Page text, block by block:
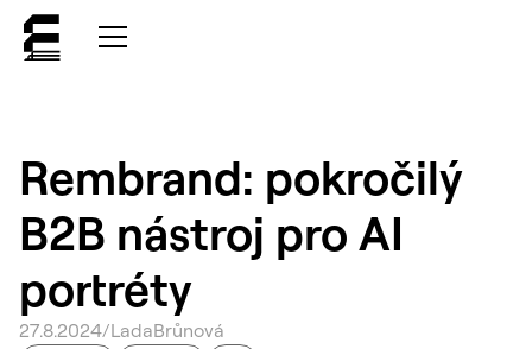
Rembrand: pokročilý
B2B nástroj pro AI
portréty
27.8.2024/LadaBrůnová